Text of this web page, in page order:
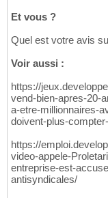
Et vous ?
Quel est votre avis
Voir aussi :
https://
vend-bien-apres-20-
a-etre-millionnaires-
doivent-plus-
https://
video-appele-
entreprise-est-
antisyndicales/